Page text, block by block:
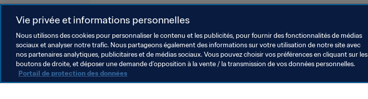
Marketing Organisation
Vie privée et informations personnelles
Nous utilisons des cookies pour personnaliser le contenu et les publicités, pour fournir des fonctionnalités de médias
sociaux et analyser notre trafic. Nous partageons également des informations sur votre utilisation de notre site avec
nos partenaires analytiques, publicitaires et de médias sociaux. Vous pouvez choisir vos préférences en cliquant sur les
boutons de droite, et déposer une demande d’opposition à la vente / la transmission de vos données personnelles.
Portail de protection des données